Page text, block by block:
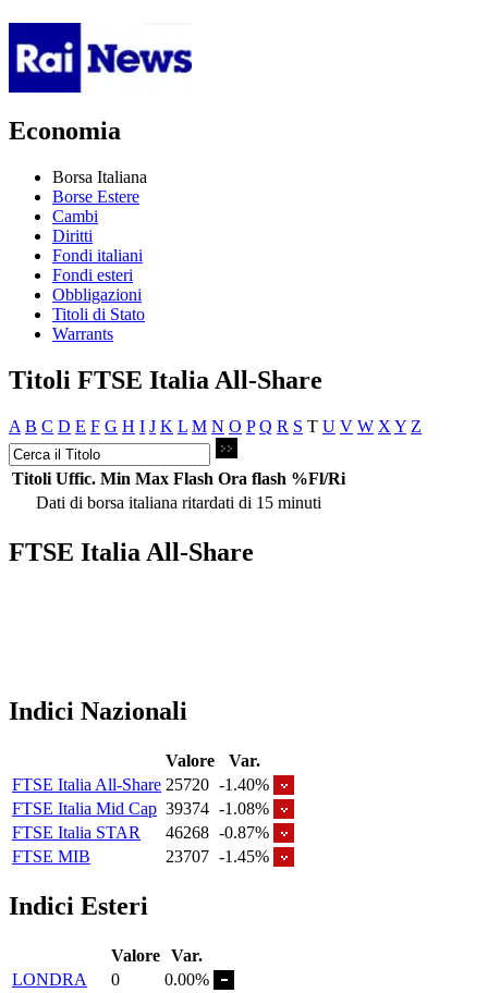
Economia
Borsa Italiana
Borse Estere
Cambi
Diritti
Fondi italiani
Fondi esteri
Obbligazioni
Titoli di Stato
Warrants
Titoli FTSE Italia All-Share
A B C D E F G H I J K L M N O P Q R S T U V W X Y Z
Titoli Uffic. Min Max Flash Ora flash %Fl/Ri
Dati di borsa italiana ritardati di 15 minuti
FTSE Italia All-Share
Indici Nazionali
Valore
Var.
FTSE Italia All-Share 25720 -1.40%
FTSE Italia Mid Cap 39374 -1.08%
FTSE Italia STAR
46268 -0.87%
FTSE MIB
23707 -1.45%
Indici Esteri
Valore Var.
LONDRA
0
0.00%